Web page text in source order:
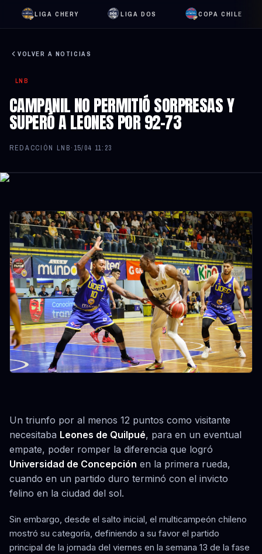
LIGA CHERY LIGA DOS COPA CHILE
VOLVER A NOTICIAS
LNB
CAMPANIL NO PERMITIÓ SORPRESAS Y
SUPERÓ A LEONES POR 92-73
REDACCIÓN LNB· 15/04 11:23
Un triunfo por al menos 12 puntos como visitante
necesitaba Leones de Quilpué, para en un eventual
empate, poder romper la diferencia que logró
Universidad de Concepción en la primera rueda,
cuando en un partido duro terminó con el invicto
felino en la ciudad del sol.
Sin embargo, desde el salto inicial, el multicampeón chileno
mostró su categoría, definiendo a su favor el partido
principal de la jornada del viernes en la semana 13 de la fase